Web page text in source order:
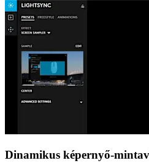
Dinamikus képernyő-